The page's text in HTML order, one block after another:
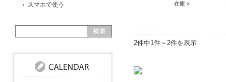
在庫 ×
2件中1件～2件を表示
スマホで使う